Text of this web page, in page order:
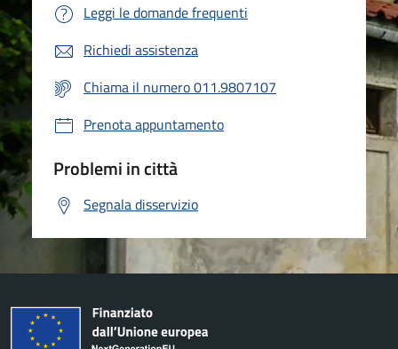
Leggi le domande frequenti
Richiedi assistenza
Chiama il numero 011.9807107
Prenota appuntamento
Problemi in città
Segnala disservizio